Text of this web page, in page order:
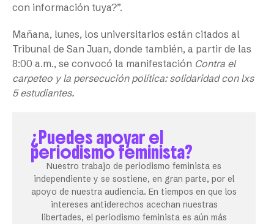
con información tuya?”.
Mañana, lunes, los universitarios están citados al
Tribunal de San Juan, donde también, a partir de las
8:00 a.m., se convocó la manifestación Contra el
carpeteo y la persecución política: solidaridad con lxs
5 estudiantes.
¿Puedes apoyar el
periodismo feminista?
Nuestro trabajo de periodismo feminista es
independiente y se sostiene, en gran parte, por el
apoyo de nuestra audiencia. En tiempos en que los
intereses antiderechos acechan nuestras
libertades, el periodismo feminista es aún más